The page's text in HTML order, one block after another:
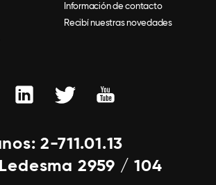
Información de contacto
Recibí nuestras novedades
2-711.01.13
2959 / 104